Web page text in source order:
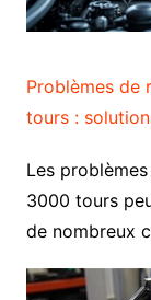
Problèmes de
tours :
Les
3000 tours
de nombreux